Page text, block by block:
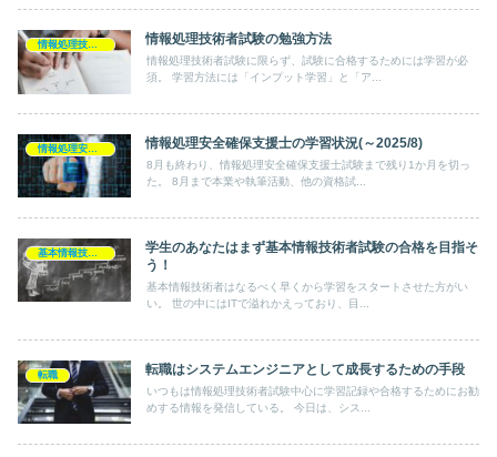
情報処理技術者試験 情報処理技術者試験の勉強方法
情報処理技術者試験に限らず、試験に合格するためには学習が必
須。 学習方法には「インプット学習」と「ア...
情報処理安全確保支援士 情報処理安全確保支援士の学習状況(～2025/8)
8月も終わり、情報処理安全確保支援士試験まで残り1か月を切っ
た。 8月まで本業や執筆活動、他の資格試...
学生のあなたはまず基本情報技術者試験の合格を目指そ
う！
基本情報技術者はなるべく早くから学習をスタートさせた方がい
い。 世の中にはITで溢れかえっており、目...
転職 転職はシステムエンジニアとして成長するための手段
いつもは情報処理技術者試験中心に学習記録や合格するためにお勧
めする情報を発信している。 今日は、シス...